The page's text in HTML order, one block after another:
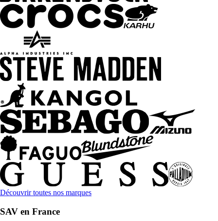
Découvrir toutes nos marques
SAV en France